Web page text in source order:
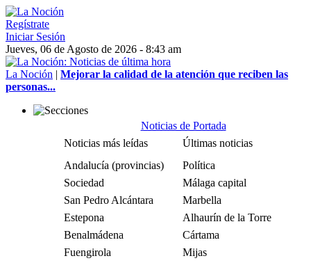
Regístrate
Iniciar Sesión
Jueves, 06 de Agosto de 2026 - 8:43 am
La Noción | Mejorar la calidad de la atención que reciben las
personas...
Noticias de Portada
Noticias más leídas
Últimas noticias
Andalucía (provincias)
Política
Sociedad
Málaga capital
San Pedro Alcántara
Marbella
Estepona
Alhaurín de la Torre
Benalmádena
Cártama
Fuengirola
Mijas